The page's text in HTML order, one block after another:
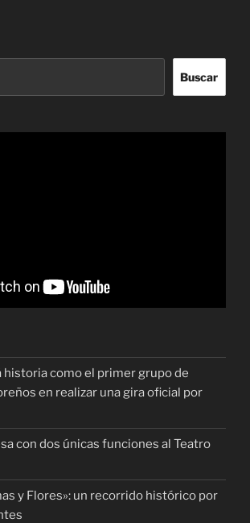
Buscar
historia como el primer grupo de
en realizar una gira oficial por
con dos únicas funciones al Teatro
y Flores»: un recorrido histórico por